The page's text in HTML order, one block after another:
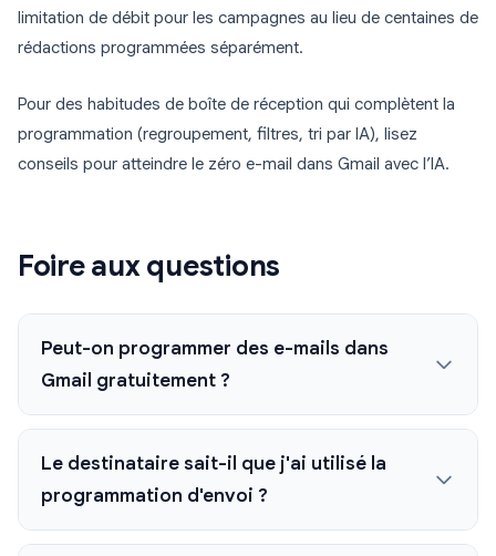
limitation de débit pour les campagnes au lieu de centaines de
rédactions programmées séparément.
Pour des habitudes de boîte de réception qui complètent la
programmation (regroupement, filtres, tri par IA), lisez
conseils pour atteindre le zéro e-mail dans Gmail avec l’IA.
Foire aux questions
Peut-on programmer des e-mails dans
Gmail gratuitement ?
Le destinataire sait-il que j'ai utilisé la
programmation d'envoi ?